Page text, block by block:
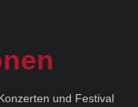
und Festival